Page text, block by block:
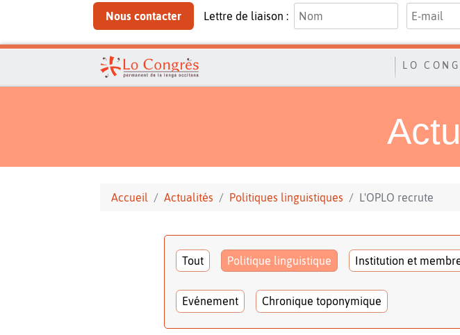
Nous contacter Lettre de liaison :
LO
Accueil Actualités Politiques linguistiques L'OPLO recrute
Tout Politique linguistique Institution et
Evénement Chronique toponymique